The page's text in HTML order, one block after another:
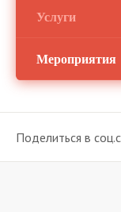
Услуги
Мероприятия
Поделиться в